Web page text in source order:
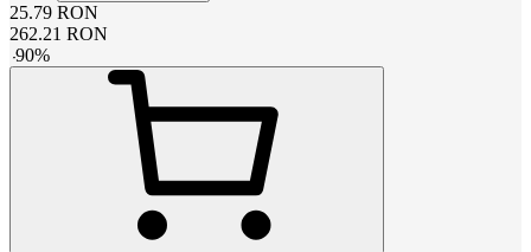
25.79 RON
262.21 RON
-90%